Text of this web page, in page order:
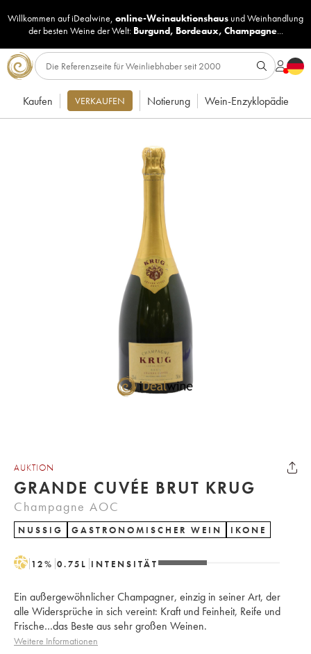
Willkommen auf iDealwine, online-Weinauktionshaus undWeinhandlung
der besten Weine der Welt: Burgund, Bordeaux, Champagne...
Kaufen VERKAUFEN Notierung Wein-Enzyklopädie
AUKTION
GRANDE CUVÉE BRUT KRUG
Champagne AOC
NUSSIG GASTRONOMISCHER WEIN IKONE
H 12% 0.75 L INTENSITÄT
Ein außergewöhnlicher Champagner, einzig in seiner Art, der
alle Widersprüche in sich vereint: Kraft und Feinheit, Reife und
Frische…das Beste aus sehr großen Weinen.
Weitere Informationen